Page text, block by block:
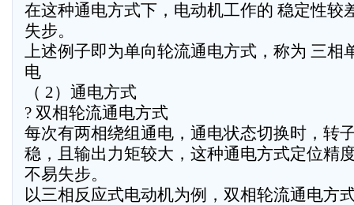
在这种通电方式下，电动机工作的 稳定性较
失步。
上述例子即为单向轮流通电方式，称为 三相
电
（ 2）通电方式
? 双相轮流通电方式
每次有两相绕组通电，通电状态切换时，转
稳，且输出力矩较大，这种通电方式定位精
不易失步。
以三相反应式电动机为例，双相轮流通电方